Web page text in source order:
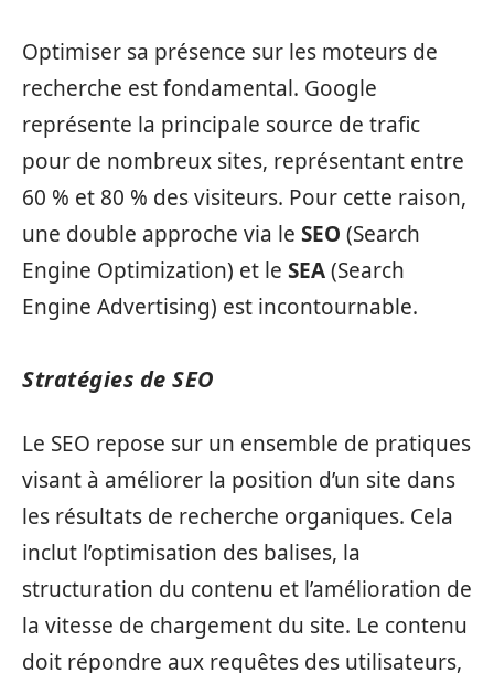
Optimiser sa présence sur les moteurs de
recherche est fondamental. Google
représente la principale source de trafic
pour de nombreux sites, représentant entre
60 % et 80 % des visiteurs. Pour cette raison,
une double approche via le SEO (Search
Engine Optimization) et le SEA(Search
Engine Advertising) est incontournable.
Stratégies de SEO
Le SEO repose sur un ensemble de pratiques
visant à améliorer la position d’un site dans
les résultats de recherche organiques. Cela
inclut l’optimisation des balises, la
structuration du contenu et l’amélioration de
la vitesse de chargement du site. Le contenu
doit répondre aux requêtes des utilisateurs,